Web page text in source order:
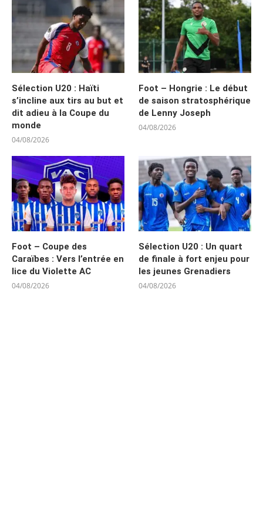
Sélection U20 : Haïti
s’incline aux tirs au but et
dit adieu à la Coupe du
monde
04/08/2026
Foot – Hongrie : Le début
de saison stratosphérique
de Lenny Joseph
04/08/2026
Foot – Coupe des
Caraïbes : Vers l’entrée en
lice du Violette AC
04/08/2026
Sélection U20 : Un quart
de finale à fort enjeu pour
les jeunes Grenadiers
04/08/2026